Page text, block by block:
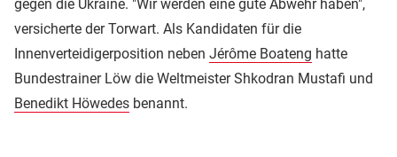
gegen die Ukraine. "Wir werden eine gute Abwehr haben",
versicherte der Torwart. Als Kandidaten für die
Innenverteidigerposition neben Jérôme Boateng hatte
Bundestrainer Löw die Weltmeister Shkodran Mustafi und
Benedikt Höwedes benannt.